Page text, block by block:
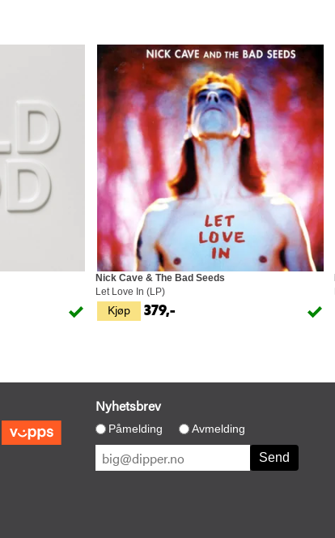
Kjøp
Nick Cave & The Bad Seeds
Let Love In (LP)
379,-
Nyhetsbrev
Påmelding Avmelding